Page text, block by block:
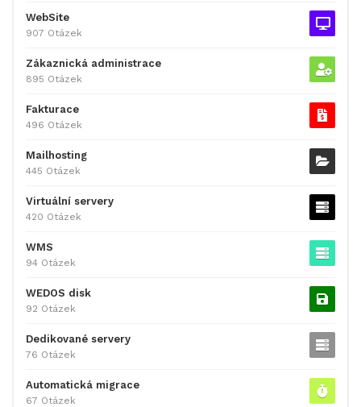
WebSite
907 Otázek
Zákaznická administrace
895 Otázek
Fakturace
496 Otázek
Mailhosting
445 Otázek
Virtuální servery
420 Otázek
WMS
94 Otázek
WEDOS disk
92 Otázek
Dedikované servery
76 Otázek
Automatická migrace
67 Otázek